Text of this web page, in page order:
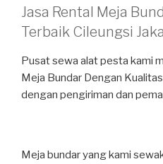
Jasa Rental Meja
Terbaik Cileungsi
Pusat sewa alat pesta kami
Meja Bundar Dengan
dengan pengiriman dan
Meja bundar yang kami